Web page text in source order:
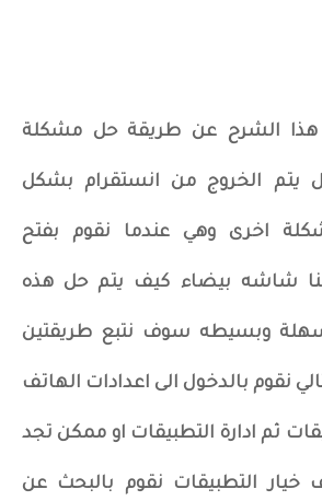
هذا الشرح عن طريقة حل مشكلة
يتم الخروج من انستقرام بشكل
اخرى وهي عندما نقوم بفتح
شاشه بيضاء كيف يتم حل هذه
سهلة وبسيطه سوف نتبع طريقتين
نقوم بالدخول الى اعدادات الهاتف
ثم ادارة التطبيقات او ممكن تجد
التطبيقات نقوم بالبحث عن